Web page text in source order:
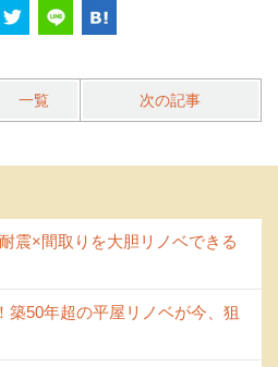
一覧 次の記事
震×間取りを大胆リノベできる
築50年超の平屋リノベが今、狙